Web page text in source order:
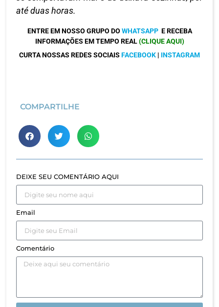
até duas horas.
ENTRE EM NOSSO GRUPO DO WHATSAPP E RECEBA
INFORMAÇÕES EM TEMPO REAL(CLIQUE AQUI)
CURTA NOSSAS REDES SOCIAIS FACEBOOK | INSTAGRAM
COMPARTILHE
DEIXE SEU COMENTÁRIO AQUI
Email
Comentário